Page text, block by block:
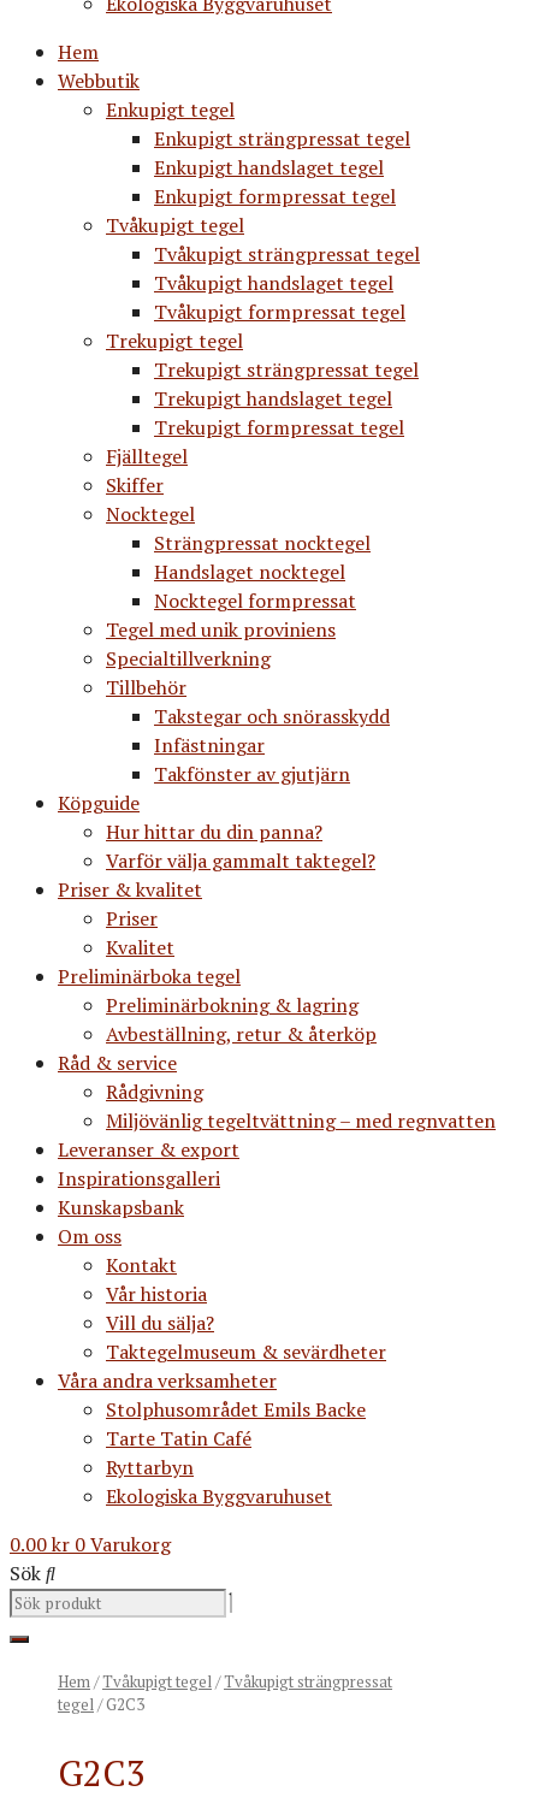
Hem
Webbutik
Enkupigt tegel
Enkupigt strängpressat tegel
Enkupigt handslaget tegel
Enkupigt formpressat tegel
Tvåkupigt tegel
Tvåkupigt strängpressat tegel
Tvåkupigt handslaget tegel
Tvåkupigt formpressat tegel
Trekupigt tegel
Trekupigt strängpressat tegel
Trekupigt handslaget tegel
Trekupigt formpressat tegel
Fjälltegel
Skiffer
Nocktegel
Strängpressat nocktegel
Handslaget nocktegel
Nocktegel formpressat
Tegel med unik proviniens
Specialtillverkning
Tillbehör
Takstegar och snörasskydd
Infästningar
Takfönster av gjutjärn
Köpguide
Hur hittar du din panna?
Varför välja gammalt taktegel?
Priser & kvalitet
Priser
Kvalitet
Preliminärboka tegel
Preliminärbokning & lagring
Avbeställning, retur & återköp
Råd & service
Rådgivning
Miljövänlig tegeltvättning – med regnvatten
Leveranser & export
Inspirationsgalleri
Kunskapsbank
Om oss
Kontakt
Vår historia
Vill du sälja?
Taktegelmuseum & sevärdheter
Våra andra verksamheter
Stolphusområdet Emils Backe
Tarte Tatin Café
Ryttarbyn
Ekologiska Byggvaruhuset
0.00kr 0Varukorg
Sök
Hem/Tvåkupigt tegel/Tvåkupigt strängpressat
tegel/ G2C3
G2C3